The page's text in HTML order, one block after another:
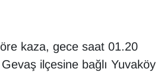
kaza, gece saat 01.20
Gevaş ilçesine bağlı Yuvaköy